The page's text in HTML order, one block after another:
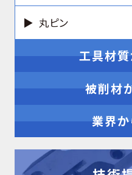
丸ピン
工具材
被削材
業界